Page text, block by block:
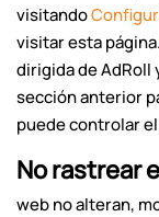
visitando
visitar esta página.
dirigida de AdRoll
sección anterior
puede controlar
No rastrear
web no alteran,